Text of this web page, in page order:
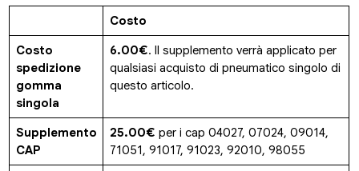
Costo
Costo
spedizione
gomma
singola
6.00€. Il supplemento verrà applicato per
qualsiasi acquisto di pneumatico singolo di
questo articolo.
Supplemento
CAP
25.00€ per i cap 04027, 07024, 09014,
71051, 91017, 91023, 92010, 98055